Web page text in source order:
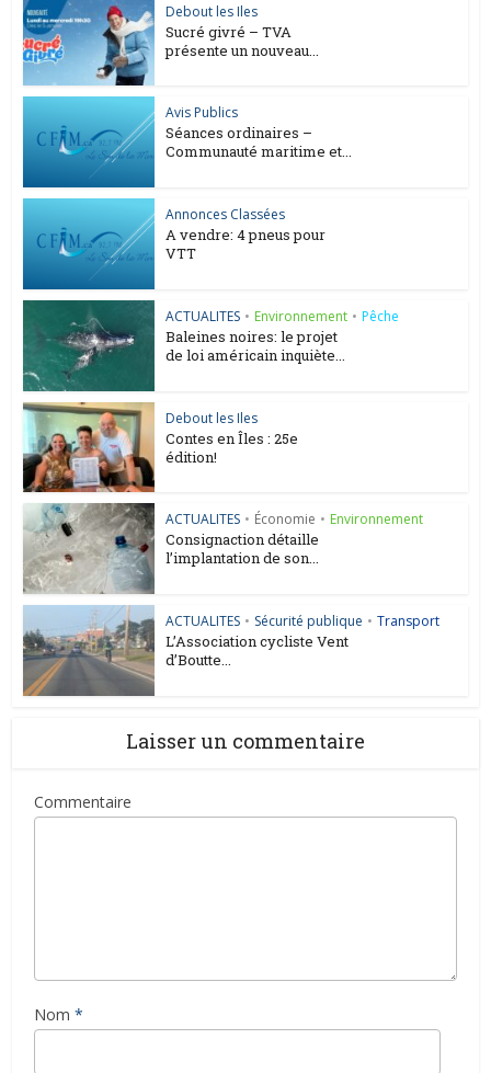
Debout les Iles
Sucré givré – TVA
présente un nouveau...
Avis Publics
Séances ordinaires –
Communauté maritime et...
Annonces Classées
A vendre: 4 pneus pour
VTT
ACTUALITES • Environnement • Pêche
Baleines noires: le projet
de loi américain inquiète...
Debout les Iles
Contes en Îles : 25e
édition!
ACTUALITES • Économie • Environnement
Consignaction détaille
l’implantation de son...
ACTUALITES • Sécurité publique • Transport
L’Association cycliste Vent
d’Boutte...
Laisser un commentaire
Commentaire
Nom *